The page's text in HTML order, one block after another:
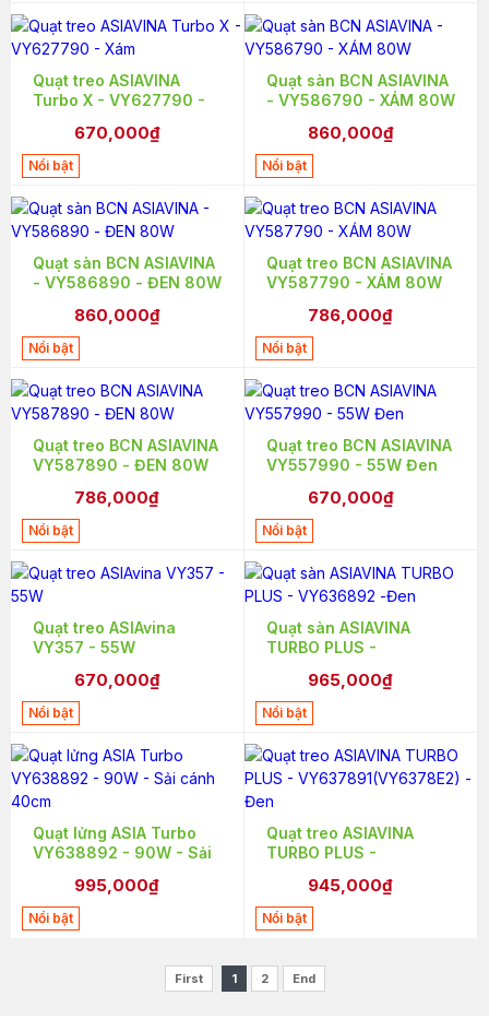
Quạt treo ASIAVINA
Turbo X - VY627790 -
670,000₫
Nổi bật
Quạt sàn BCN ASIAVINA
- VY586790 - XÁM 80W
860,000₫
Nổi bật
Quạt sàn BCN ASIAVINA
- VY586890 - ĐEN 80W
860,000₫
Nổi bật
Quạt treo BCN ASIAVINA
VY587790 - XÁM 80W
786,000₫
Nổi bật
Quạt treo BCN ASIAVINA
VY587890 - ĐEN 80W
786,000₫
Nổi bật
Quạt treo BCN ASIAVINA
VY557990 - 55W Đen
670,000₫
Nổi bật
Quạt treo ASIAvina
VY357 - 55W
670,000₫
Nổi bật
Quạt sàn ASIAVINA
TURBO PLUS -
965,000₫
Nổi bật
Quạt lửng ASIA Turbo
VY638892 - 90W - Sải
995,000₫
Nổi bật
Quạt treo ASIAVINA
TURBO PLUS -
945,000₫
Nổi bật
First 1 2 End